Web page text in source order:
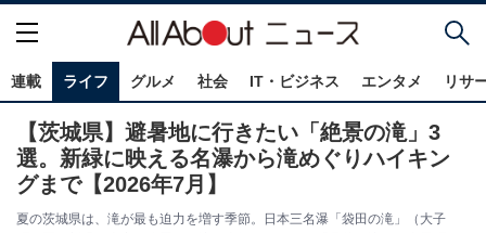
連載 ライフ グルメ 社会 IT・ビジネス エンタメ リサ
【茨城県】避暑地に行きたい「絶景の滝」3
選。新緑に映える名瀑から滝めぐりハイキン
グまで【2026年7月】
夏の茨城県は、滝が最も迫力を増す季節。日本三名瀑「袋田の滝」（大子